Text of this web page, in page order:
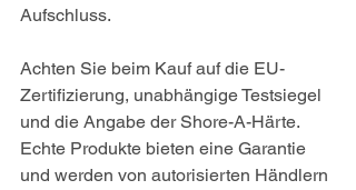
Aufschluss.
Achten Sie beim Kauf auf die EU-
Zertifizierung, unabhängige Testsiegel
und die Angabe der Shore-A-Härte.
Echte Produkte bieten eine Garantie
und werden von autorisierten Händlern